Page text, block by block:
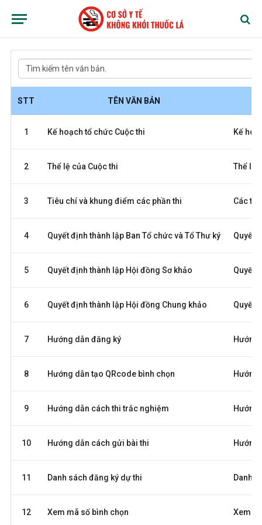
STT TÊN VĂN BẢN
1 Kế hoạch tổ chức Cuộc thi Kế
2 Thể lệ của Cuộc thi Thể lệ
3 Tiêu chí và khung điểm các phần thi Các
4 Quyết định thành lập Ban Tổ chức và Tổ Thư ký Quyết
5 Quyết định thành lập Hội đồng Sơ khảo Quyết
6 Quyết định thành lập Hội đồng Chung khảo Quyết
7 Hướng dẫn đăng ký Hướng
8 Hướng dẫn tạo QRcode bình chọn Hướng
9 Hướng dẫn cách thi trắc nghiệm Hướng
10 Hướng dẫn cách gửi bài thi Hướng
11 Danh sách đăng ký dự thi Danh
12 Xem mã số bình chọn Xem